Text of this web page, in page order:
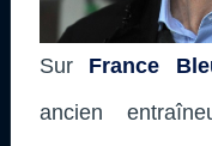
Sur France
ancien